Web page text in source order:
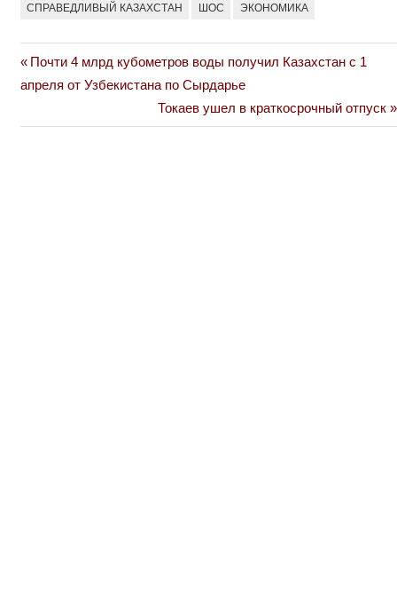
СПРАВЕДЛИВЫЙ КАЗАХСТАН ШОС ЭКОНОМИКА
Навигация
Previous
Post:
Почти 4 млрд кубометров воды получил Казахстан с 1
апреля от Узбекистана по Сырдарье
Next
Post:
Токаев ушел в краткосрочный отпуск